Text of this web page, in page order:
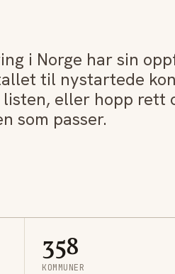
i Norge har sin
til nystartede
eller hopp rett
som passer.
358
KOMMUNER